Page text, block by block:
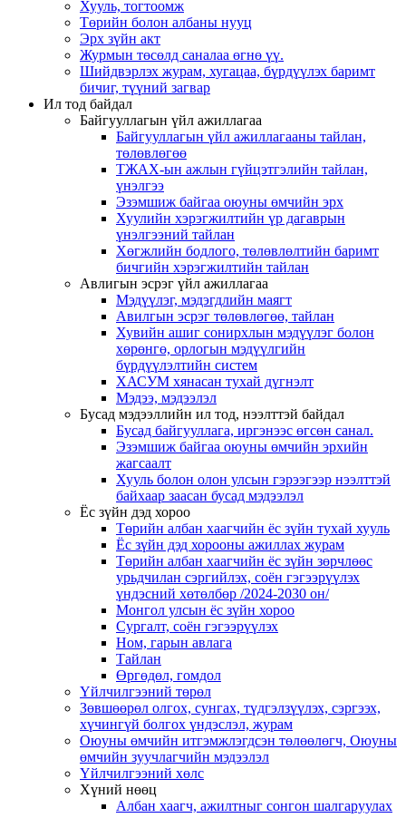
Хууль, тогтоомж
Төрийн болон албаны нууц
Эрх зүйн акт
Журмын төсөлд саналаа өгнө үү.
Шийдвэрлэх журам, хугацаа, бүрдүүлэх баримт
бичиг, түүний загвар
Ил тод байдал
Байгууллагын үйл ажиллагаа
Байгууллагын үйл ажиллагааны тайлан,
төлөвлөгөө
ТЖАХ-ын ажлын гүйцэтгэлийн тайлан,
үнэлгээ
Эзэмшиж байгаа оюуны өмчийн эрх
Хуулийн хэрэгжилтийн үр дагаврын
үнэлгээний тайлан
Хөгжлийн бодлого, төлөвлөлтийн баримт
бичгийн хэрэгжилтийн тайлан
Авлигын эсрэг үйл ажиллагаа
Мэдүүлэг, мэдэгдлийн маягт
Авилгын эсрэг төлөвлөгөө, тайлан
Хувийн ашиг сонирхлын мэдүүлэг болон
хөрөнгө, орлогын мэдүүлгийн
бүрдүүлэлтийн систем
ХАСУМ хянасан тухай дүгнэлт
Мэдээ, мэдээлэл
Бусад мэдээллийн ил тод, нээлттэй байдал
Бусад байгууллага, иргэнээс өгсөн санал.
Эзэмшиж байгаа оюуны өмчийн эрхийн
жагсаалт
Хууль болон олон улсын гэрээгээр нээлттэй
байхаар заасан бусад мэдээлэл
Ёс зүйн дэд хороо
Төрийн албан хаагчийн ёс зүйн тухай хууль
Ёс зүйн дэд хорооны ажиллах журам
Төрийн албан хаагчийн ёс зүйн зөрчлөөс
урьдчилан сэргийлэх, соён гэгээрүүлэх
үндэсний хөтөлбөр /2024-2030 он/
Монгол улсын ёс зүйн хороо
Cургалт, cоён гэгээрүүлэх
Ном, гарын авлага
Тайлан
Өргөдөл, гомдол
Үйлчилгээний төрөл
Зөвшөөрөл олгох, сунгах, түдгэлзүүлэх, сэргээх,
хүчингүй болгох үндэслэл, журам
Оюуны өмчийн итгэмжлэгдсэн төлөөлөгч, Оюуны
өмчийн зуучлагчийн мэдээлэл
Үйлчилгээний хөлс
Хүний нөөц
Албан хаагч, ажилтныг сонгон шалгаруулах